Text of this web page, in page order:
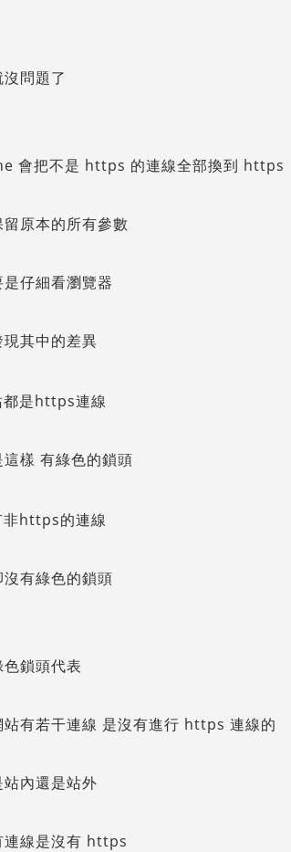
問題了
會把不是 https 的連線全部換到 https
原本的所有參數
仔細看瀏覽器
其中的差異
這樣 有綠色的鎖頭
沒有綠色的鎖頭
鎖頭代表
站有若干連線 是沒有進行 https 連線的
內還是站外
連線是沒有 https